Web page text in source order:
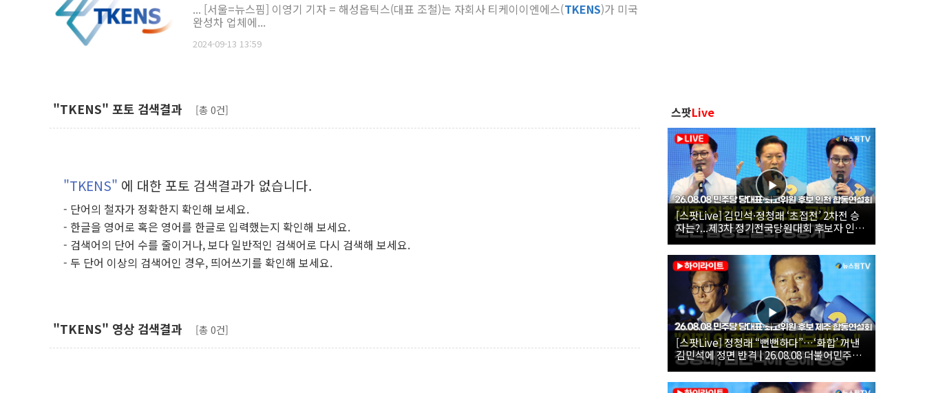
... [서울=뉴스핌] 이영기 기자 = 해성옵틱스(대표 조철)는 자회사 티케이이엔에스(TKENS)가 미국
완성차 업체에...
2024-09-13 13:59
"TKENS" 포토 검색결과 [총 0건]
"TKENS" 에 대한 포토 검색결과가 없습니다.
- 단어의 철자가 정확한지 확인해 보세요.
- 한글을 영어로 혹은 영어를 한글로 입력했는지 확인해 보세요.
- 검색어의 단어 수를 줄이거나, 보다 일반적인 검색어로 다시 검색해 보세요.
- 두 단어 이상의 검색어인 경우, 띄어쓰기를 확인해 보세요.
"TKENS" 영상 검색결과 [총 0건]
스팟Live
[스팟Live] 김민석·정청래 ‘초접전’ 2차전 승
자는?...제3차 정기전국당원대회 후보자 인천
합동연설회 생중계 | 26.08.08
[스팟Live] 정청래 “뻔뻔하다”…‘화합’ 꺼낸
김민석에 정면 반격 | 26.08.08 더불어민주당
당대표·최고위원 후보 제주 합동연설회